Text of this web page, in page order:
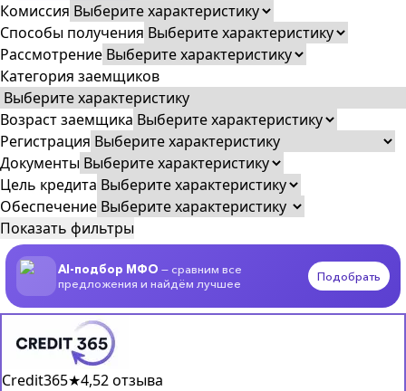
Комиссия
Способы получения
Рассмотрение
Категория заемщиков
Возраст заемщика
Регистрация
Документы
Цель кредита
Обеспечение
Показать фильтры
AI-подбор МФО — сравним все
предложения и найдём лучшее
Подобрать
Credit365★4,52 отзыва